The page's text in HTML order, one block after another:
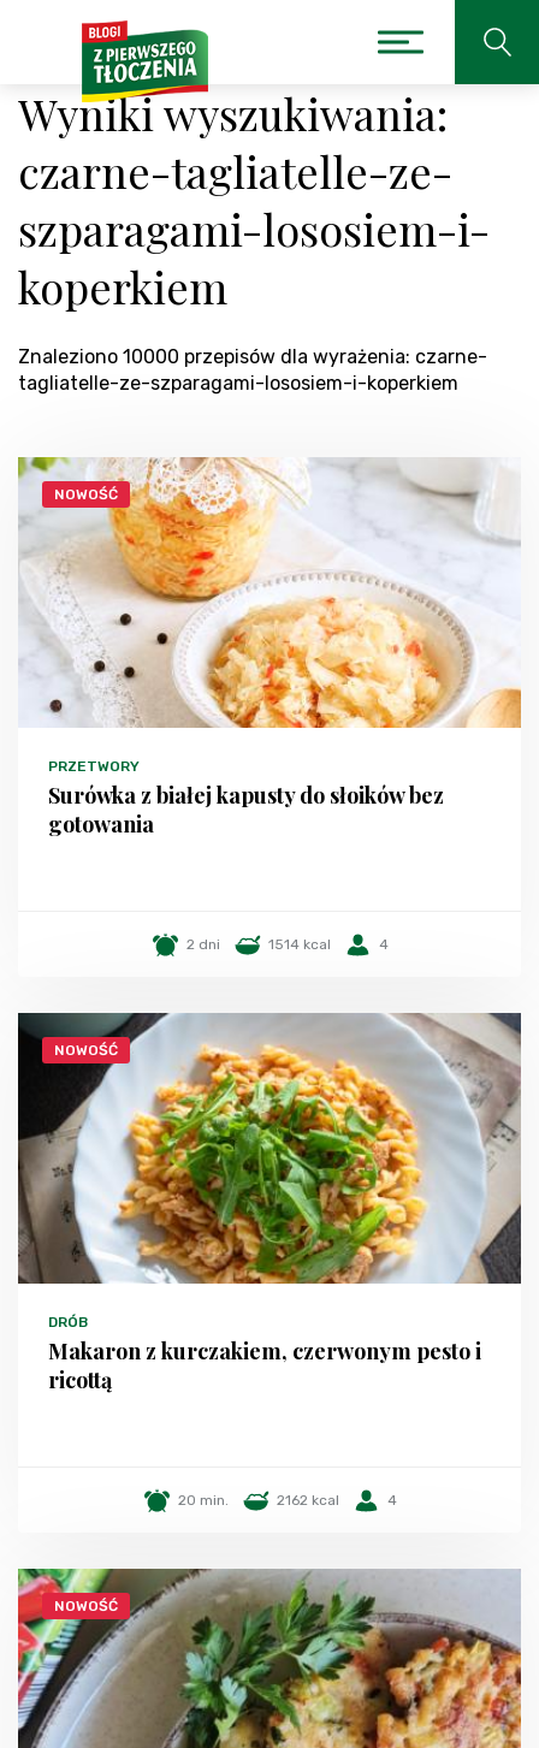
Wyniki wyszukiwania:
czarne-tagliatelle-ze-
szparagami-lososiem-i-
koperkiem
Znaleziono 10000 przepisów dla wyrażenia: czarne-
tagliatelle-ze-szparagami-lososiem-i-koperkiem
NOWOŚĆ
PRZETWORY
Surówka z białej kapusty do słoików bez
gotowania
2 dni 1514 kcal 4
NOWOŚĆ
DRÓB
Makaron z kurczakiem, czerwonym pesto i
ricottą
20 min. 2162 kcal 4
NOWOŚĆ